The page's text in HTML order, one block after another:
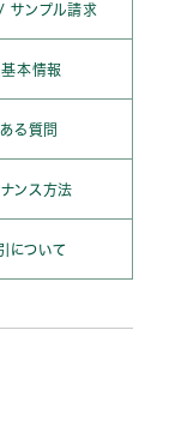
サンプル請求
本情報
る質問
ナンス方法
について